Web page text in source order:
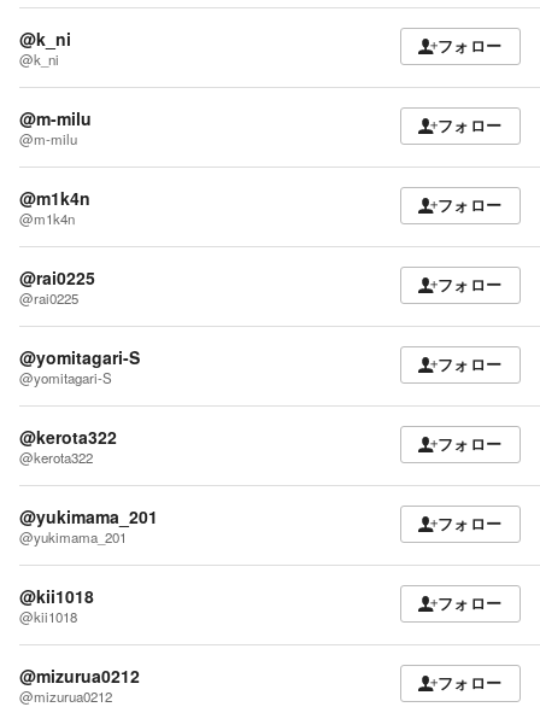
@k_ni
@k_ni
フォロー
@m-milu
@m-milu
フォロー
@m1k4n
@m1k4n
フォロー
@rai0225
@rai0225
フォロー
@yomitagari-S
@yomitagari-S
フォロー
@kerota322
@kerota322
フォロー
@yukimama_201
@yukimama_201
フォロー
@kii1018
@kii1018
フォロー
@mizurua0212
@mizurua0212
フォロー